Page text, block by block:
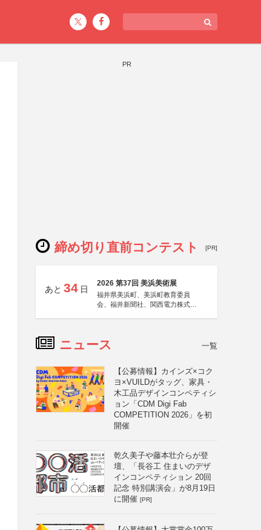
PR
締め切り直前コンテスト [PR]
あと 34 日
2026 第37回 美浜美術展
福井県美浜町、美浜町教育委員
会、福井新聞社、関西電力株式会
ニュース 一覧
【公募情報】カインズ×コク
ヨ×VUILDがタッグ、家具・
木工品デザインコンペティシ
ョン「CDM Digi Fab
COMPETITION 2026」を初
開催
乾久美子や藤本壮介らが登
壇、「長谷工 住まいのデザ
インコンペティション 20回
記念 特別講演会」が8月19日
に開催 [PR]